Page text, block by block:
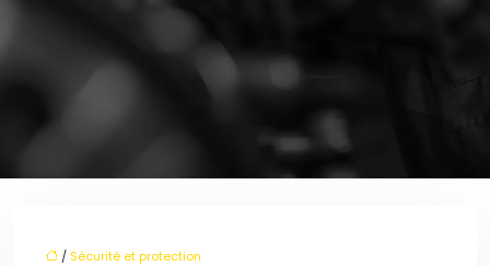
/ Sécurité et protection